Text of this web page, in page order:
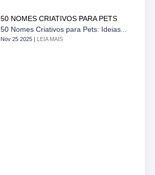
50 NOMES CRIATIVOS PARA PETS
50 Nomes Criativos para Pets: Ideias...
Nov 25 2025 | LEIA MAIS